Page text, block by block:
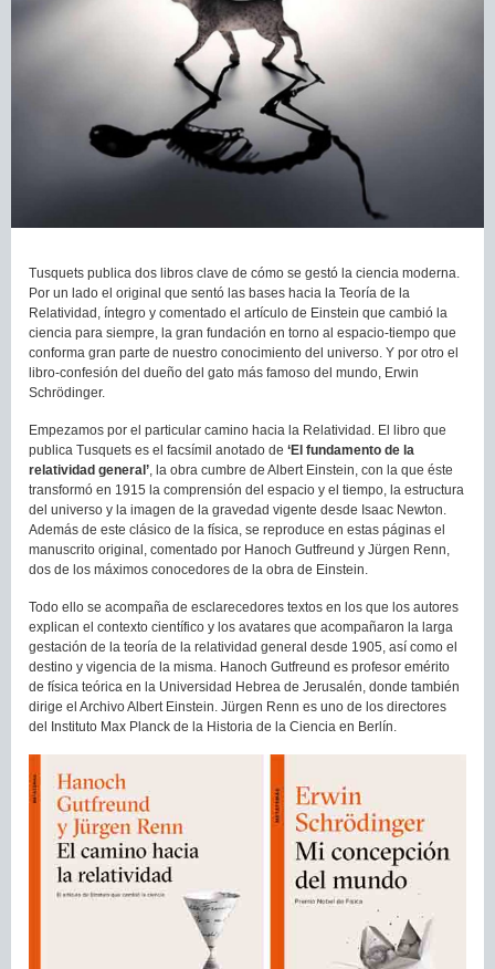
Tusquets publica dos libros clave de cómo se gestó la ciencia moderna.
Por un lado el original que sentó las bases hacia la Teoría de la
Relatividad, íntegro y comentado el artículo de Einstein que cambió la
ciencia para siempre, la gran fundación en torno al espacio-tiempo que
conforma gran parte de nuestro conocimiento del universo. Y por otro el
libro-confesión del dueño del gato más famoso del mundo, Erwin
Schrödinger.
Empezamos por el particular camino hacia la Relatividad. El libro que
publica Tusquets es el facsímil anotado de ‘El fundamento de la
relatividad general’, la obra cumbre de Albert Einstein, con la que éste
transformó en 1915 la comprensión del espacio y el tiempo, la estructura
del universo y la imagen de la gravedad vigente desde Isaac Newton.
Además de este clásico de la física, se reproduce en estas páginas el
manuscrito original, comentado por Hanoch Gutfreund y Jürgen Renn,
dos de los máximos conocedores de la obra de Einstein.
Todo ello se acompaña de esclarecedores textos en los que los autores
explican el contexto científico y los avatares que acompañaron la larga
gestación de la teoría de la relatividad general desde 1905, así como el
destino y vigencia de la misma. Hanoch Gutfreund es profesor emérito
de física teórica en la Universidad Hebrea de Jerusalén, donde también
dirige el Archivo Albert Einstein. Jürgen Renn es uno de los directores
del Instituto Max Planck de la Historia de la Ciencia en Berlín.